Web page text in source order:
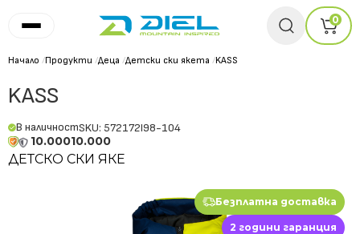
0
Начало /Продукти /Деца /Детски ски якета /KASS
KASS
В наличностSKU: 572172I98-104
10.00010.000
ДЕТСКО СКИ ЯКЕ
Безплатна доставка
2 години гаранция